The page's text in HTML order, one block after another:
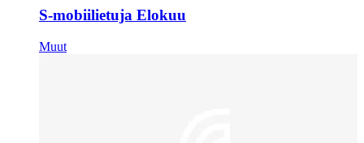
S-mobiilietuja Elokuu
Muut